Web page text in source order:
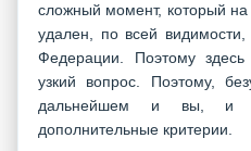
сложный момент, который
удален, по всей видимости,
Федерации. Поэтому
узкий вопрос. Поэтому,
дальнейшем и вы, и
дополнительные критерии.